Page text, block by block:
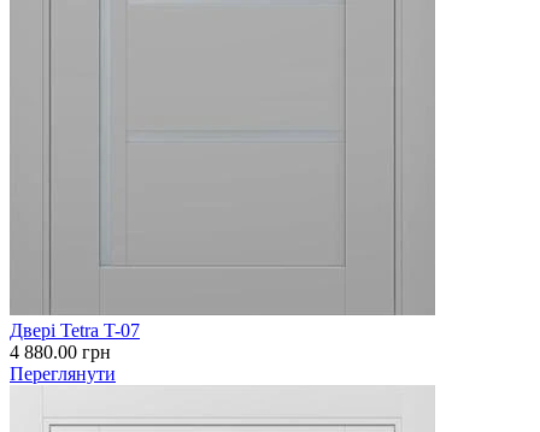
Двері Tetra T-07
4 880.00 грн
Переглянути